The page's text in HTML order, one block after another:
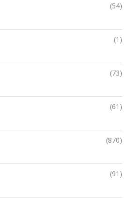
(54)
(1)
(73)
(61)
(870)
(91)